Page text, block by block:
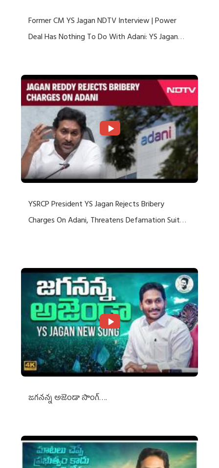
Former CM YS Jagan NDTV Interview | Power
Deal Has Nothing To Do With Adani: YS Jagan
YSRCP President YS Jagan Rejects Bribery
Charges On Adani, Threatens Defamation Suit
జగనన్న అజెండా సాంగ్….